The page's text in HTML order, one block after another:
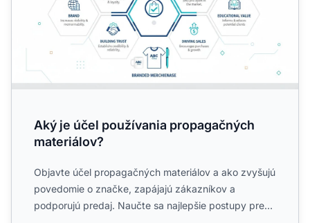
Aký je účel používania propagačných
materiálov?
Objavte účel propagačných materiálov a ako zvyšujú
povedomie o značke, zapájajú zákazníkov a
podporujú predaj. Naučte sa najlepšie postupy pre